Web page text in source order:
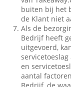
buiten bij het
de Klant niet
Als de
Bedrijf heeft
uitgevoerd,
en
aantal